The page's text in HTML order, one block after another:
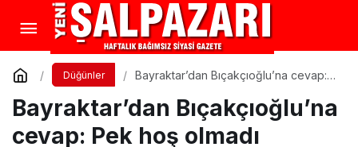
Düğünler
Bayraktar’dan Bıçakçıoğlu’na cevap:
Bayraktar’dan Bıçakçıoğlu’na
cevap: Pek hoş olmadı